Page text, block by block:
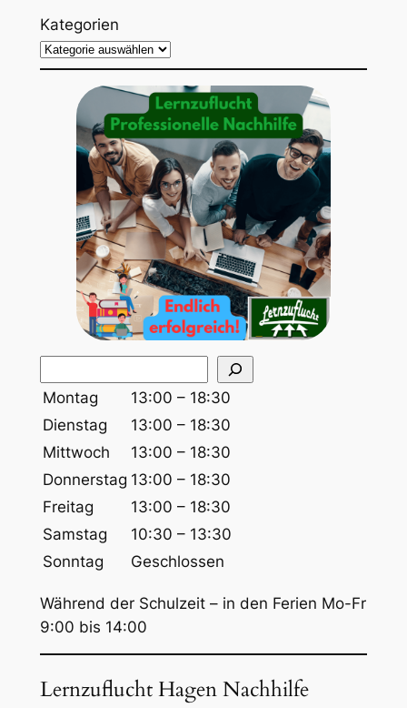
Kategorien
u
e
n
Montag
13:00 – 18:30
Dienstag
13:00 – 18:30
Mittwoch
13:00 – 18:30
Donnerstag 13:00 – 18:30
Freitag
13:00 – 18:30
Samstag
10:30 – 13:30
Sonntag
Geschlossen
Während der Schulzeit – in den Ferien Mo-Fr
9:00 bis 14:00
Lernzuflucht Hagen Nachhilfe